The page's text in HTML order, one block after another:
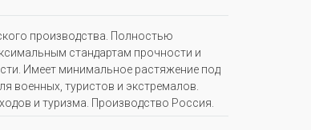
производства. Полностью
стандартам прочности и
Имеет минимальное растяжение под
военных, туристов и экстремалов.
и туризма. Производство Россия.